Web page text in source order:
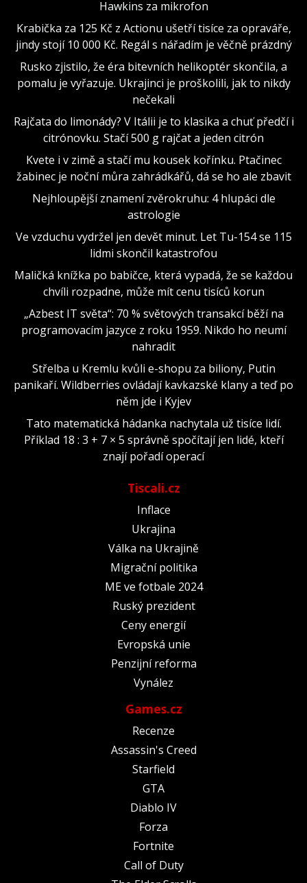
Hawkins za mikrofon
Krabička za 125 Kč z Actionu ušetří tisíce za opraváře,
jindy stojí 10 000 Kč. Regál s nářadím je věčně prázdný
Rusko zjistilo, že éra bitevních helikoptér skončila, a
pomalu je vyřazuje. Ukrajinci je proškolili, jak to nikdy
nečekali
Rajčata do limonády? V Itálii je to klasika a chuť předčí i
citrónovku. Stačí 500 g rajčat a jeden citrón
Kvete i v zimě a stačí mu kousek kořínku. Ptačinec
žabinec je noční můra zahrádkářů, dá se ho ale zbavit
Nejhloupější znamení zvěrokruhu: 4 hlupáci dle
astrologie
Ve vzduchu vydržel jen devět minut. Let Tu-154 se 115
lidmi skončil katastrofou
Maličká knížka po babičce, která vypadá, že se každou
chvíli rozpadne, může mít cenu tisíců korun
„Azbest IT světa“: 70 % světových transakcí běží na
programovacím jazyce z roku 1959. Nikdo ho neumí
nahradit
Střelba u Kremlu kvůli e-shopu za biliony, Putin
panikaří. Wildberries ovládají kavkazské klany a teď po
něm jde i Kyjev
Tato matematická hádanka nachytala už tisíce lidí.
Příklad 18 : 3 + 7 × 5 správně spočítají jen lidé, kteří
znají pořadí operací
Tiscali.cz
Inflace
Ukrajina
Válka na Ukrajině
Migrační politika
ME ve fotbale 2024
Ruský prezident
Ceny energií
Evropská unie
Penzijní reforma
Vynález
Games.cz
Recenze
Assassin's Creed
Starfield
GTA
Diablo IV
Forza
Fortnite
Call of Duty